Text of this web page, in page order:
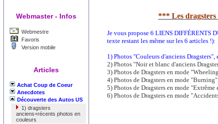
Webmaster - Infos
Webmestre
Favoris
Version mobile
Articles
Achat Coup de Coeur
Anecdotes
Découverte des Autos US
1) dragsters
anciens+récents photos en
couleurs
*** Les dragsters
Je vous propose 6 LIENS DIFFÉRENTS
texte restant les même sur les 6 articles !):
1) Photos "Couleurs d'anciens
2) Photos "Noir et blanc d'anciens
3) Photos de Dragsters en mode
4) Photos de Dragsters en mode
5) Photos de Dragsters en mode
6) Photos de Dragsters en mode